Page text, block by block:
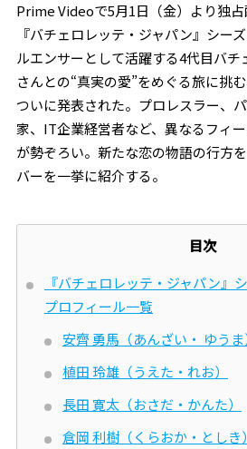
Prime Videoで5月1日（金）より独
『バチェロレッテ・ジャパン』シー
ルエンサーとして活躍する4代目バ
さんとの“真実の愛”をめぐる旅に挑
ついに発表された。プロレスラー、
家、IT企業経営者など、異なるフィ
が勢ぞろい。新たな恋の物語の行方
バーを一挙に紹介する。
目次
『バチェロレッテ・ジャパン』
プロフィール一覧
安齊 勇馬（あんざい・ ゆうま
植田 玲雄（うえた・れお）
長田 寛太（おさだ・かんた）
倉岡 利樹（くらおか・としき）